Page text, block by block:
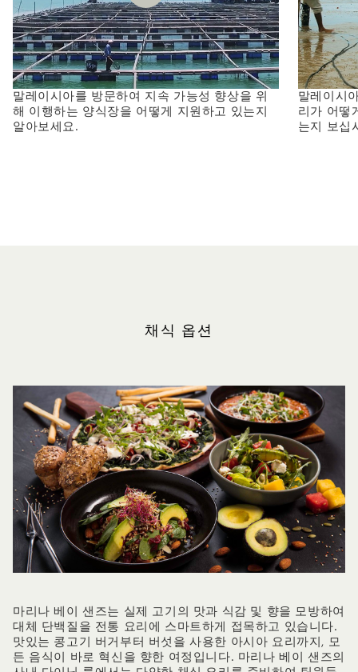
말레이시아를 방문하여 지속 가능성 향상을 위
해 이행하는 양식장을 어떻게 지원하고 있는지
알아보세요.
말레이시
리가 어떻
는지 보십
채식 옵션
마리나 베이 샌즈는 실제 고기의 맛과 식감 및 향을 모방하여
대체 단백질을 전통 요리에 스마트하게 접목하고 있습니다.
맛있는 콩고기 버거부터 버섯을 사용한 아시아 요리까지, 모
든 음식이 바로 혁신을 향한 여정입니다. 마리나 베이 샌즈의